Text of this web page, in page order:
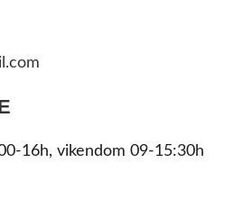
16h, vikendom 09-15:30h